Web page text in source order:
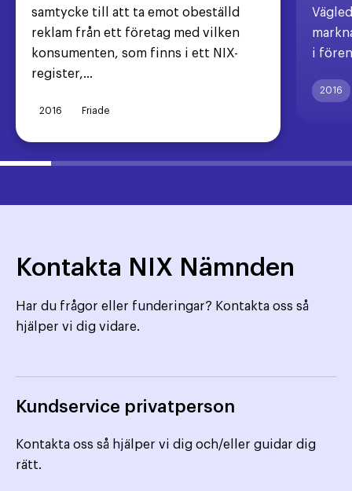
samtycke till att ta emot obeställd
reklam från ett företag med vilken
konsumenten, som finns i ett NIX-
register,...
2016 Friade
i
2016
Kontakta NIX Nämnden
Har du frågor eller funderingar? Kontakta oss så
hjälper vi dig vidare.
Kundservice privatperson
Kontakta oss så hjälper vi dig och/eller guidar dig
rätt.